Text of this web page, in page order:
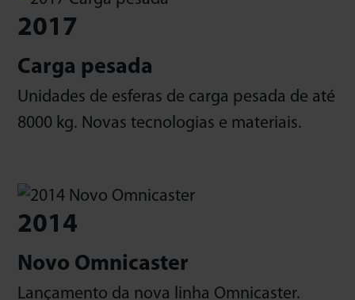
2017
Carga pesada
Unidades de esferas de carga pesada de até
8000 kg. Novas tecnologias e materiais.
2014
Novo Omnicaster
Lançamento da nova linha Omnicaster.